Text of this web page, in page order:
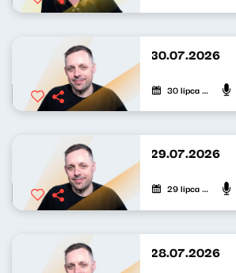
Nowy Świat po południu 30.07.2026
30 lipca 2026
Nowy Świat po południu 29.07.2026
29 lipca 2026
Nowy Świat po południu 28.07.2026